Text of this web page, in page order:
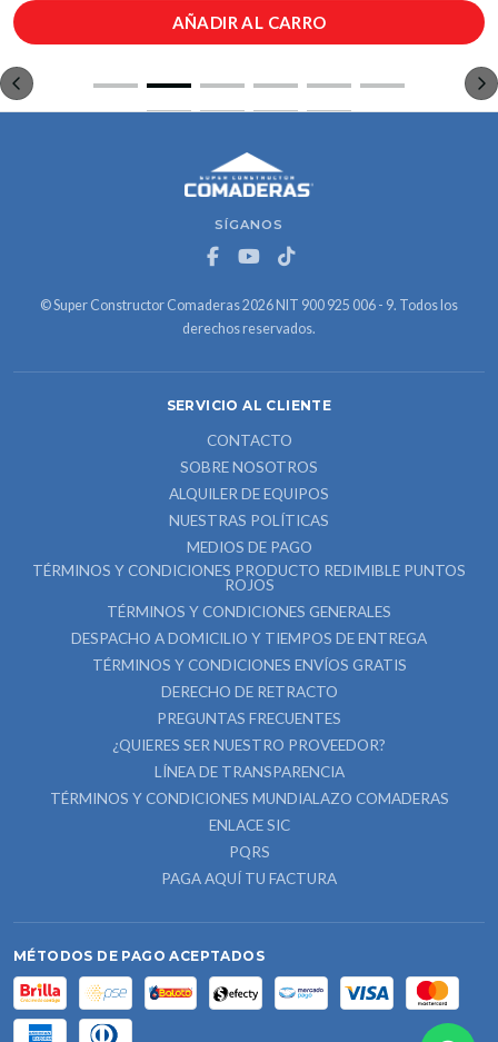
AÑADIR AL CARRO
SÍGANOS
© Super Constructor Comaderas 2026 NIT 900 925 006 - 9. Todos los
derechos reservados.
SERVICIO AL CLIENTE
CONTACTO
SOBRE NOSOTROS
ALQUILER DE EQUIPOS
NUESTRAS POLÍTICAS
MEDIOS DE PAGO
TÉRMINOS Y CONDICIONES PRODUCTO REDIMIBLE PUNTOS
ROJOS
TÉRMINOS Y CONDICIONES GENERALES
DESPACHO A DOMICILIO Y TIEMPOS DE ENTREGA
TÉRMINOS Y CONDICIONES ENVÍOS GRATIS
DERECHO DE RETRACTO
PREGUNTAS FRECUENTES
¿QUIERES SER NUESTRO PROVEEDOR?
LÍNEA DE TRANSPARENCIA
TÉRMINOS Y CONDICIONES MUNDIALAZO COMADERAS
ENLACE SIC
PQRS
PAGA AQUÍ TU FACTURA
MÉTODOS DE PAGO ACEPTADOS